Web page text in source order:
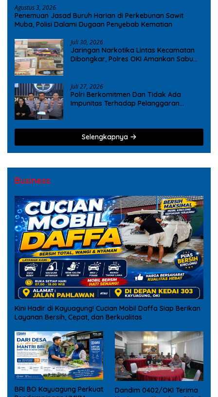
Agustus 3, 2026
Penemuan Jasad Buruh Harian di Perkebunan Sawit
Muba, Polisi Dalami Dugaan Penyebab Kematian
Juli 30, 2026
Jaringan Narkotika Lintas Kecamatan
Dibongkar, Polres OKI Amankan Sabu
Juli 27, 2026
Polri Berkomitmen Dan Tidak Ada
Impunitas Terhadap Pelanggaran
Selengkapnya
Business
Kini Hadir di Kayuagung! Cucian Mobil Daffa Siap Berikan
Layanan Bersih, Cepat, dan Berkualitas
BRI BO Kayuagung Perkuat
Dandim 0402/OKI Terima